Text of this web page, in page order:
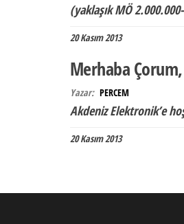
(yaklaşık MÖ
20 Kasım 2013
Merhaba
Yazar: PERCEM
Akdeniz Elektronik’e
20 Kasım 2013